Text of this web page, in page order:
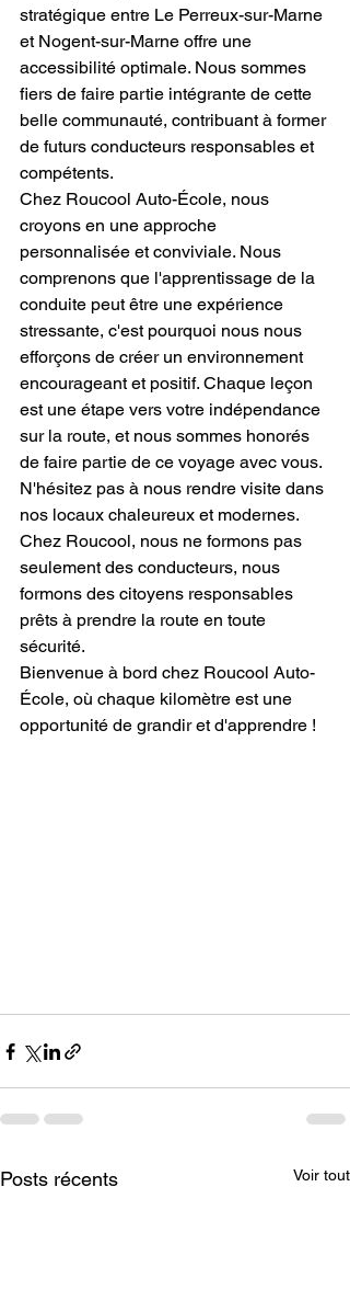
stratégique entre Le Perreux-sur-Marne
et Nogent-sur-Marne offre une
accessibilité optimale. Nous sommes
fiers de faire partie intégrante de cette
belle communauté, contribuant à former
de futurs conducteurs responsables et
compétents.
Chez Roucool Auto-École, nous
croyons en une approche
personnalisée et conviviale. Nous
comprenons que l'apprentissage de la
conduite peut être une expérience
stressante, c'est pourquoi nous nous
efforçons de créer un environnement
encourageant et positif. Chaque leçon
est une étape vers votre indépendance
sur la route, et nous sommes honorés
de faire partie de ce voyage avec vous.
N'hésitez pas à nous rendre visite dans
nos locaux chaleureux et modernes.
Chez Roucool, nous ne formons pas
seulement des conducteurs, nous
formons des citoyens responsables
prêts à prendre la route en toute
sécurité.
Bienvenue à bord chez Roucool Auto-
École, où chaque kilomètre est une
opportunité de grandir et d'apprendre !
Posts récents Voir tout